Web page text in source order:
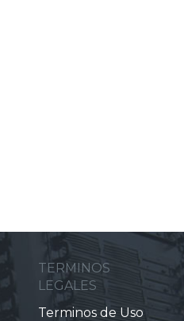
TERMINOS
LEGALES
Terminos de Uso